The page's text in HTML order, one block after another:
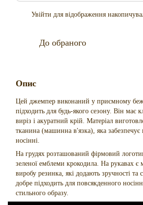
Увійти для відображення
До обраного
Опис
Цей джемпер виконаний у приємному
підходить для будь-якого сезону. Він має
виріз і акуратний крій. Матеріал
тканина (машинна в'язка), яка
носінні.
На грудях розташований фірмовий
зеленої емблеми крокодила. На рукавах є
виробу резинка, які додають зручності та
добре підходить для повсякденного
стильного образу.